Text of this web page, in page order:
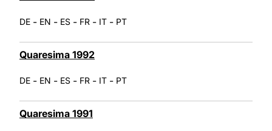
DE - EN - ES - FR - IT - PT
Quaresima 1992
DE - EN - ES - FR - IT - PT
Quaresima 1991